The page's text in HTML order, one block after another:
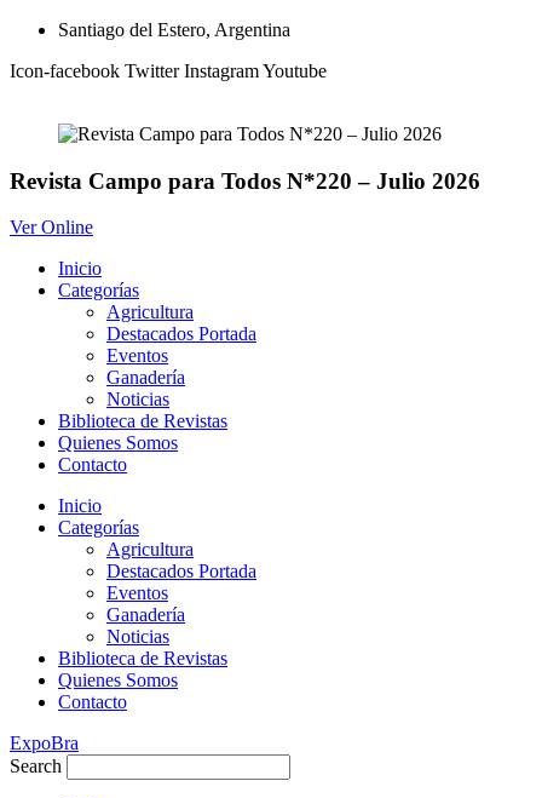
contenido
Santiago del Estero, Argentina
Icon-facebook Twitter InstagramYoutube
Revista Campo para Todos N*220 – Julio 2026
Ver Online
Inicio
Categorías
Agricultura
Destacados Portada
Eventos
Ganadería
Noticias
Biblioteca de Revistas
Quienes Somos
Contacto
Inicio
Categorías
Agricultura
Destacados Portada
Eventos
Ganadería
Noticias
Biblioteca de Revistas
Quienes Somos
Contacto
ExpoBra
Search